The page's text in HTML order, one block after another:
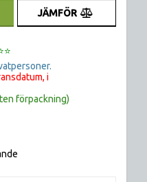
JÄMFÖR
i
förpackning)